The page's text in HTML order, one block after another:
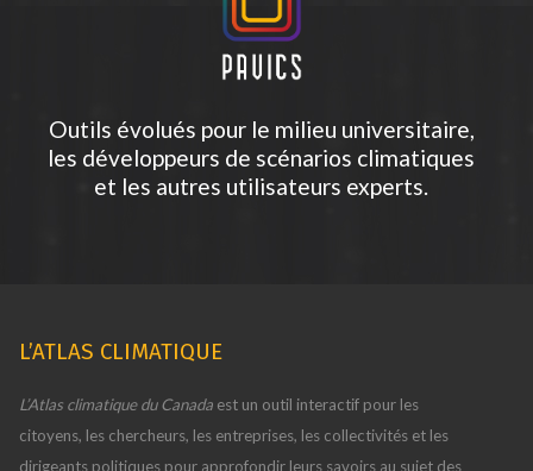
Outils évolués pour le milieu universitaire,
les développeurs de scénarios climatiques
et les autres utilisateurs experts.
L’ATLAS CLIMATIQUE
L’Atlas climatique du Canada est un outil interactif pour les
citoyens, les chercheurs, les entreprises, les collectivités et les
dirigeants politiques pour approfondir leurs savoirs au sujet des